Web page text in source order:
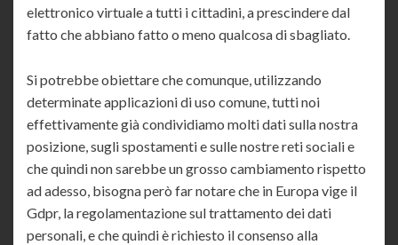
elettronico virtuale a tutti i cittadini, a prescindere dal
fatto che abbiano fatto o meno qualcosa di sbagliato.
Si potrebbe obiettare che comunque, utilizzando
determinate applicazioni di uso comune, tutti noi
effettivamente già condividiamo molti dati sulla nostra
posizione, sugli spostamenti e sulle nostre reti sociali e
che quindi non sarebbe un grosso cambiamento rispetto
ad adesso, bisogna però far notare che in Europa vige il
Gdpr, la regolamentazione sul trattamento dei dati
personali, e che quindi è richiesto il consenso alla